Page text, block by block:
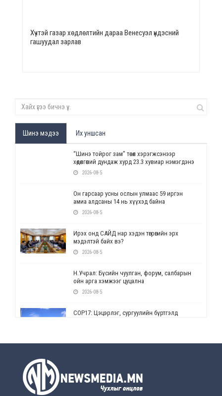
Хүчтэй газар хөдлөлтийн дараа Венесуэл үндэсний
гашуудал зарлав
Шинэ мэдээ Их уншсан
“Шинэ тойрог зам” төсөл хэрэгжсэнээр
хөдөлгөөний дундаж хурд 23.3 хувиар нэмэгдэнэ
2026-08-5
Он гарсаар усны ослын улмаас 59 иргэн
амиа алдсаны 14 нь хүүхэд байна
2026-08-5
Ирэх онд САЙД нар хэдэн төгрөгийн эрх
мэдэлтэй байх вэ?
2026-08-5
Н.Учрал: Бүсийн чуулган, форум, салбарын
ойн арга хэмжээг цуцална
2026-08-5
СОР17: Цэцэрлэг, сургуулийн бүртгэлд
2026-08-5